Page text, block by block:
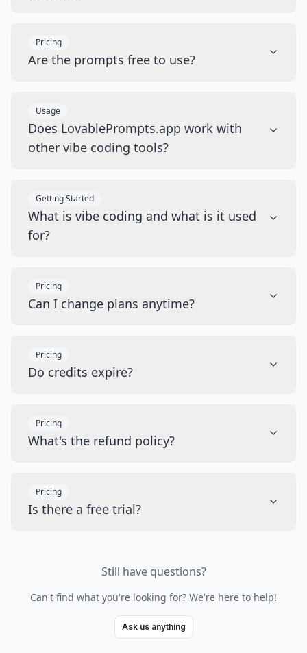
Pricing
Are the prompts free to use?
Usage
Does LovablePrompts.app work with
other vibe coding tools?
Getting Started
What is vibe coding and what is it used
for?
Pricing
Can I change plans anytime?
Pricing
Do credits expire?
Pricing
What's the refund policy?
Pricing
Is there a free trial?
Still have questions?
Can't find what you're looking for? We're here to help!
Ask us anything